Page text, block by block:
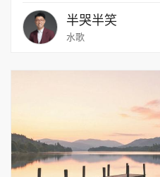
半哭半笑
水歌